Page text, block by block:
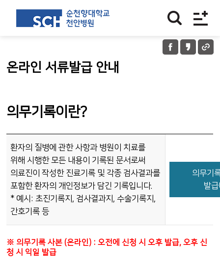
온라인 서류발급 안내
의무기록이란?
환자의 질병에 관한 사항과 병원이 치료를
위해 시행한 모든 내용이 기록된 문서로써
의료진이 작성한 진료기록 및 각종 검사결과를
포함한 환자의 개인정보가 담긴 기록입니다.
* 예시: 초진기록지, 검사결과지, 수술기록지,
간호기록 등
의무기
발
※ 의무기록 사본 (온라인) : 오전에 신청 시 오후 발급, 오후 신
청 시 익일 발급